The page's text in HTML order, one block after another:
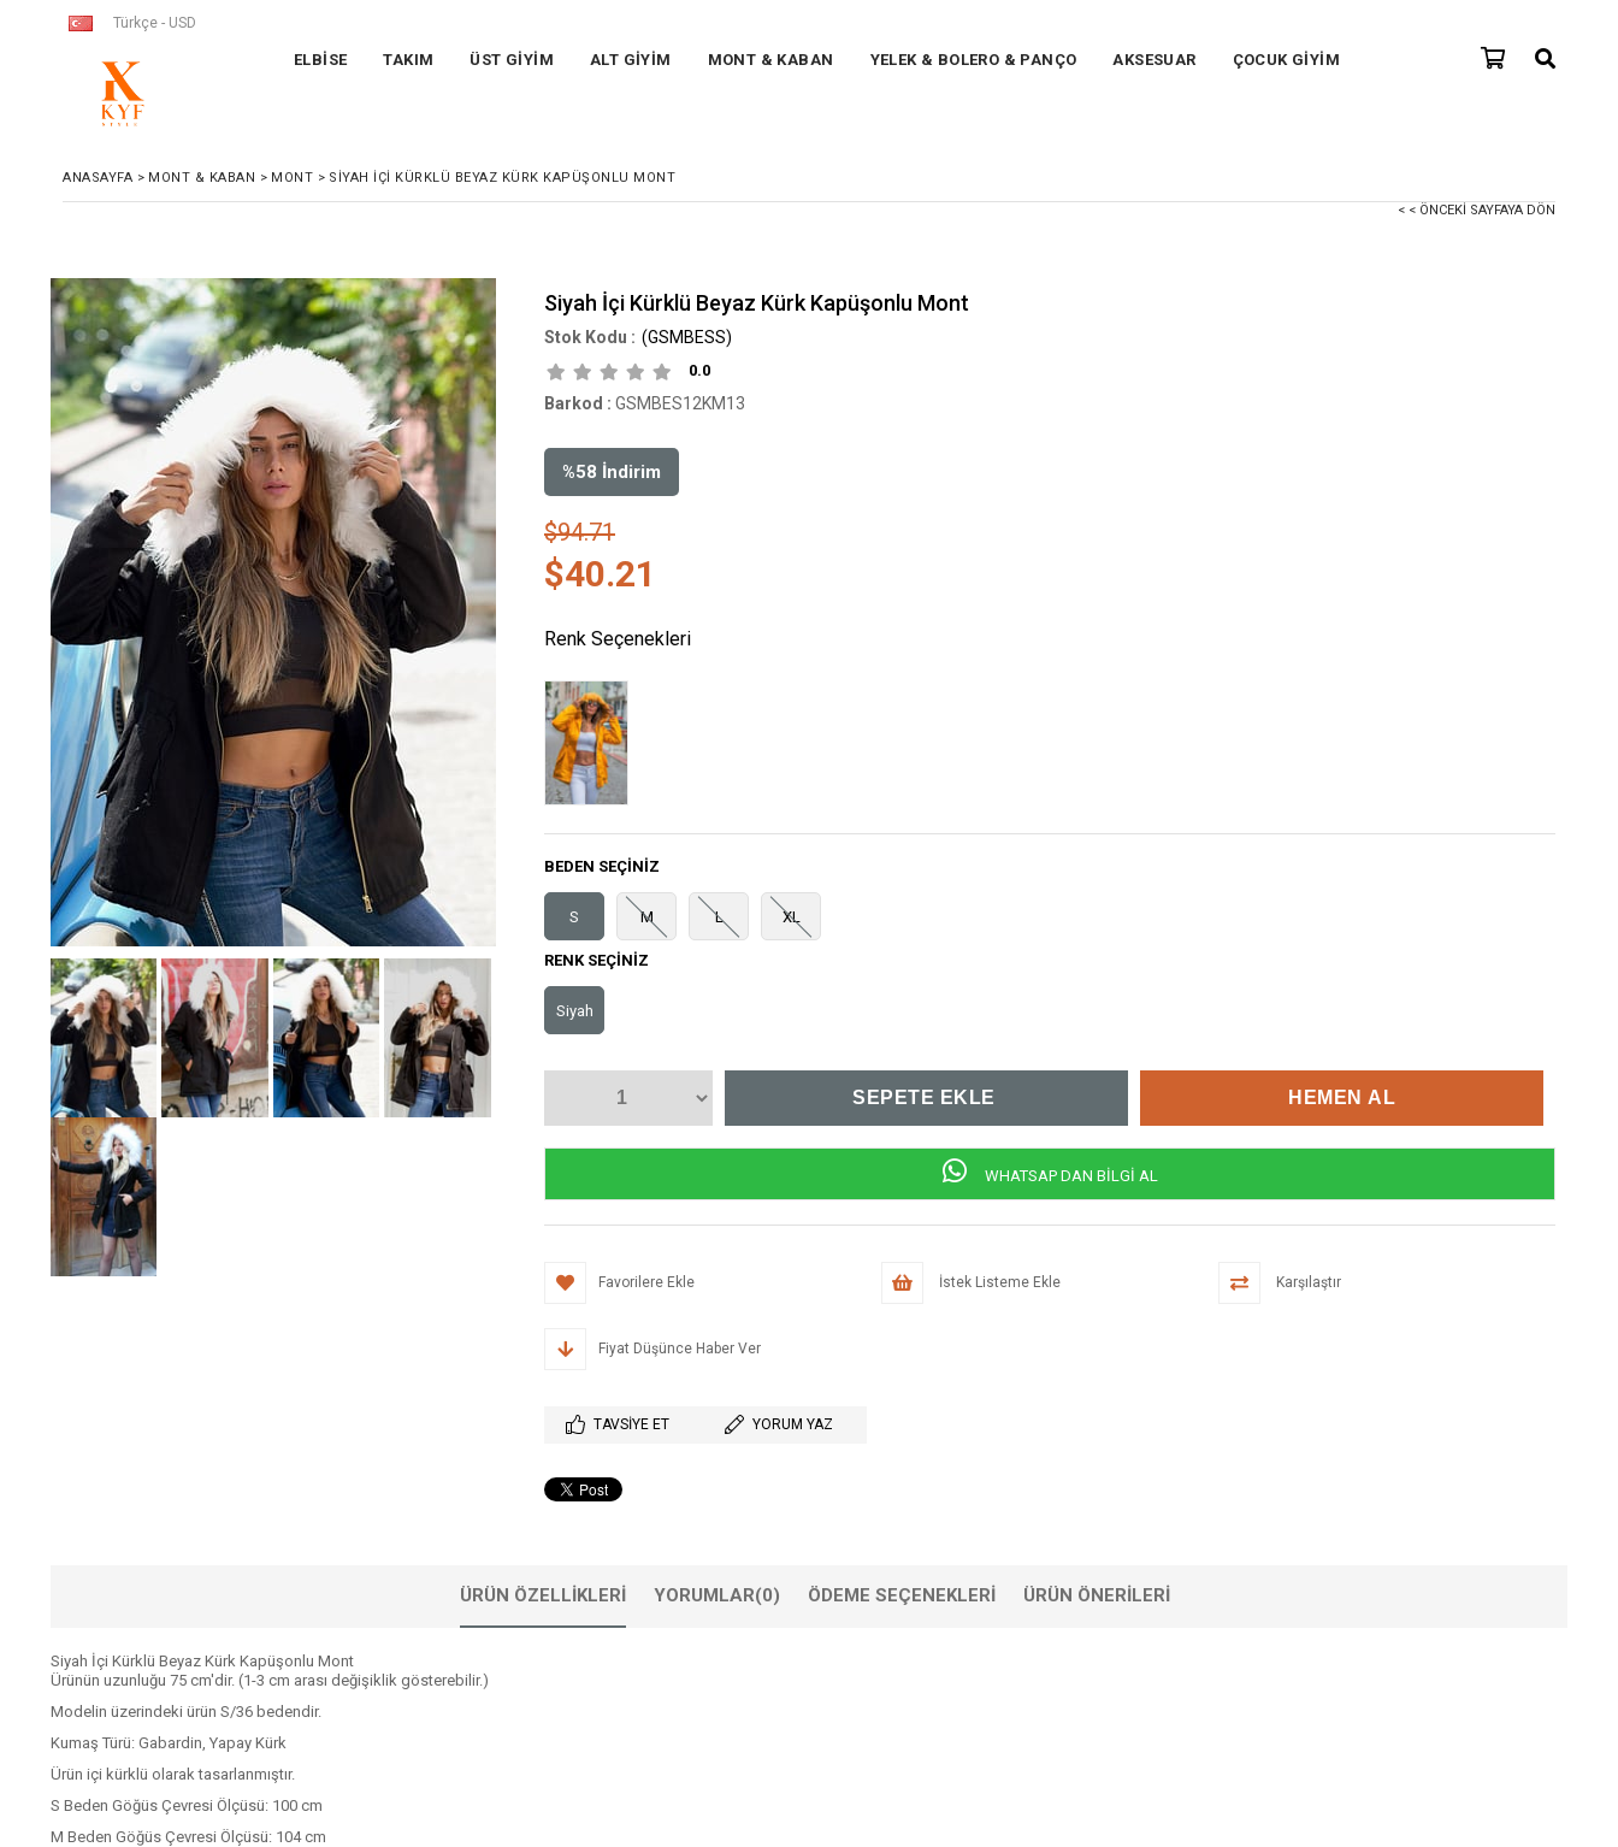
Türkçe - USD
ELBİSE TAKIM ÜST GİYİM ALT GİYİM MONT & KABAN YELEK & BOLERO & PANÇO AKSESUAR ÇOCUK GİYİM
ANASAYFA > MONT & KABAN > MONT > SIYAH İÇI KÜRKLÜ BEYAZ KÜRK KAPÜŞONLU MONT
< < ÖNCEKI SAYFAYA DÖN
Siyah İçi Kürklü Beyaz Kürk Kapüşonlu Mont
(GSMBESS)
0.0
Barkod : GSMBES12KM13
%58 İndirim
$94.71
$40.21
Renk Seçenekleri
BEDEN SEÇINIZ
S M L XL
RENK SEÇINIZ
Siyah
WHATSAP DAN BİLGİ AL
Favorilere Ekle İstek Listeme Ekle Karşılaştır
Fiyat Düşünce Haber Ver
TAVSIYE ET YORUM YAZ
ÜRÜN ÖZELLIKLERI YORUMLAR(0) ÖDEME SEÇENEKLERI ÜRÜN ÖNERILERI
Siyah İçi Kürklü Beyaz Kürk Kapüşonlu Mont
Ürünün uzunluğu 75 cm'dir. (1-3 cm arası değişiklik gösterebilir.)
Modelin üzerindeki ürün S/36 bedendir.
Kumaş Türü: Gabardin, Yapay Kürk
Ürün içi kürklü olarak tasarlanmıştır.
S Beden Göğüs Çevresi Ölçüsü: 100 cm
M Beden Göğüs Çevresi Ölçüsü: 104 cm